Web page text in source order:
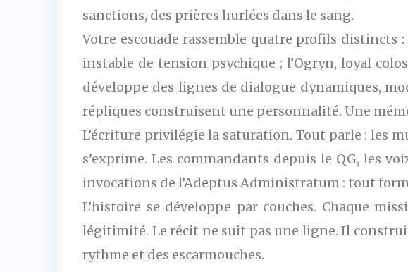
sanctions, des prières hurlées dans le sang.
Votre escouade rassemble quatre profils
instable de tension psychique ; l’Ogryn, loyal
développe des lignes de dialogue dynamiques,
répliques construisent une personnalité. Une
L’écriture privilégie la saturation. Tout parle : les
s’exprime. Les commandants depuis le QG, les
invocations de l’Adeptus Administratum : tout
L’histoire se développe par couches. Chaque
légitimité. Le récit ne suit pas une ligne. Il
rythme et des escarmouches.